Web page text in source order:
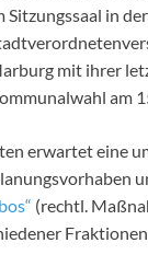
Sitzungssaal in
mit ihrer
am
erwartet eine
(rechtl.